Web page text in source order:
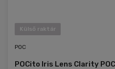
Külső raktár
POC
POCito Iris Lens Clarity